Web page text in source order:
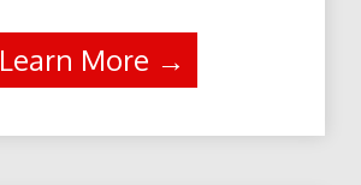
Learn More →